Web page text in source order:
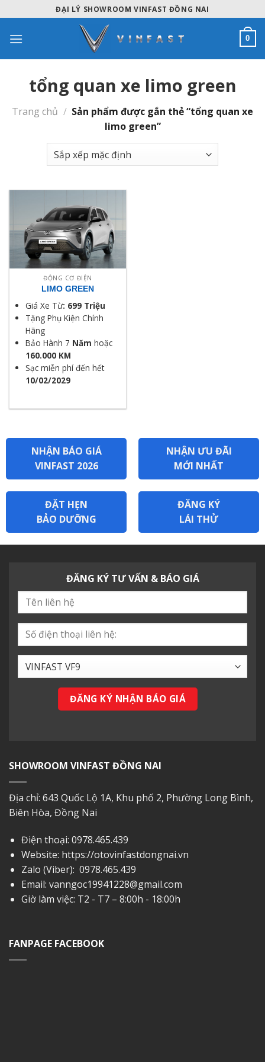
to
content
ĐẠI LÝ SHOWROOM VINFAST ĐỒNG NAI
0
tổng quan xe limo green
Trang chủ / Sản phẩm được gắn thẻ “tổng quan xe
limo green”
ĐỘNG CƠ ĐIỆN
LIMO GREEN
Giá Xe Từ: 699 Triệu
Tặng Phụ Kiện Chính
Hãng
Bảo Hành 7 Năm hoặc
160.000 KM
Sạc miễn phí đến hết
10/02/2029
NHẬN BÁO GIÁ
VINFAST 2026
NHẬN ƯU ĐÃI
MỚI NHẤT
ĐẶT HẸN
BẢO DƯỠNG
ĐĂNG KÝ
LÁI THỬ
ĐĂNG KÝ TƯ VẤN & BÁO GIÁ
SHOWROOM VINFAST ĐỒNG NAI
Địa chỉ: 643 Quốc Lộ 1A, Khu phố 2, Phường Long Bình,
Biên Hòa, Đồng Nai
Điện thoại: 0978.465.439
Website: https://otovinfastdongnai.vn
Zalo (Viber): 0978.465.439
Email: vanngoc19941228@gmail.com
Giờ làm việc: T2 - T7 – 8:00h - 18:00h
FANPAGE FACEBOOK